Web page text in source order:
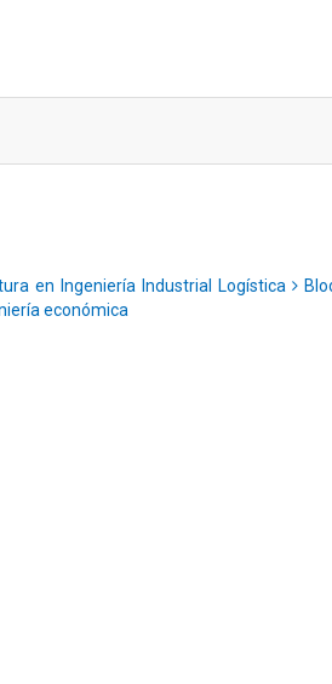
en Ingeniería Industrial Logística
económica